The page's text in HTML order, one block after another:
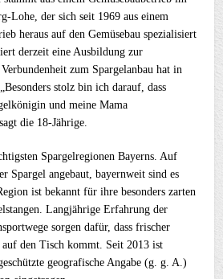
Lohe, der sich seit 1969 aus einem
heraus auf den Gemüsebau spezialisiert
derzeit eine Ausbildung zur
zum Spargelanbau hat in
stolz bin ich darauf, dass
und meine Mama
die 18-Jährige.
Spargelregionen Bayerns. Auf
Spargel angebaut, bayernweit sind es
ist bekannt für ihre besonders zarten
Langjährige Erfahrung der
sorgen dafür, dass frischer
den Tisch kommt. Seit 2013 ist
geografische Angabe (g. g. A.)